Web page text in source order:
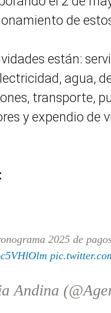
de
están:
agua,
transporte,
y expendio de
2025 de
Andina